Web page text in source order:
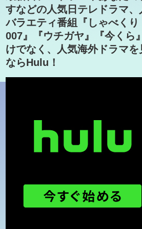
すなどの人気日テレドラマ、
バラエティ番組『しゃべくり
007』『ウチガヤ』『今くら
けでなく、人気海外ドラマを
ならHulu！